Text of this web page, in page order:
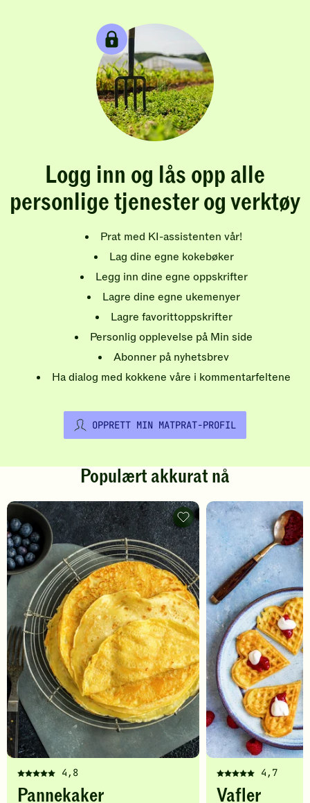
Logg inn og lås opp alle
personlige tjenester og verktøy
Prat med KI-assistenten vår!
Lag dine egne kokebøker
Legg inn dine egne oppskrifter
Lagre dine egne ukemenyer
Lagre favorittoppskrifter
Personlig opplevelse på Min side
Abonner på nyhetsbrev
Ha dialog med kokkene våre i kommentarfeltene
OPPRETT MIN MATPRAT-PROFIL
Populært akkurat nå
4,8
Denne
oppskriften
Pannekaker
Pannekaker
-
legg
til
favoritter
4,7
Denne
oppskriften
Vafler